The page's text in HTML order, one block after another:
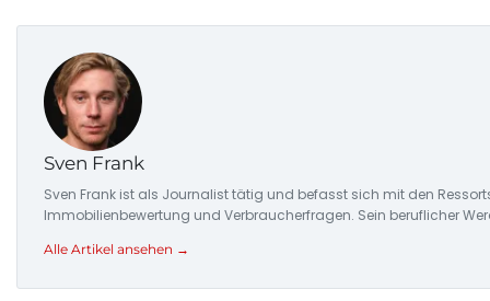
Sven Frank
Sven Frank ist als Journalist tätig und befasst sich mit den
Immobilienbewertung und Verbraucherfragen. Sein beruflicher
Alle Artikel ansehen →